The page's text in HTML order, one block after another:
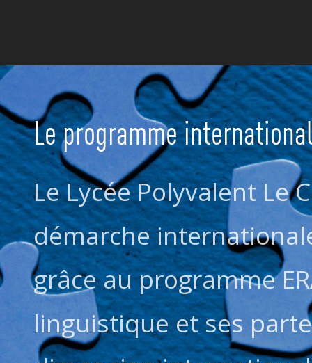
Le programme
Le Lycée Polyvalent Le
démarche
grâce au programme
linguistique et ses